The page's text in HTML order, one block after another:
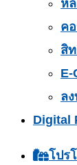
ห
ค
สิ
E-
ล
Digital
โปร